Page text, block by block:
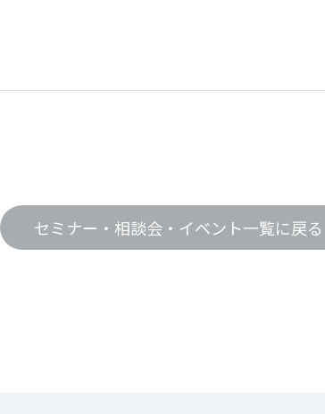
セミナー・相談会・イベント一覧に戻る